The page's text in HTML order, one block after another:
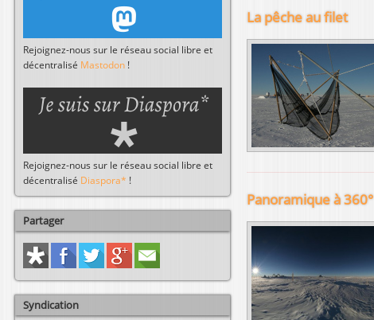
La pêche au filet
Panoramique à 360°
Rejoignez-nous sur le réseau social libre et
décentralisé Mastodon !
Rejoignez-nous sur le réseau social libre et
décentralisé Diaspora* !
Partager
Syndication